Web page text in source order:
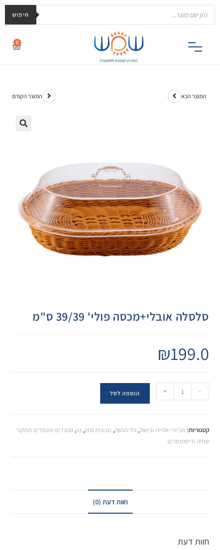
חיפוש
0
המוצר הקודם המוצר הבא
סלסלה אובלי+מכסה פולי' 39/39 ס"מ
₪199.0
-
+ הוספה לסל
קטגוריות:אביזרי אפייה ובישול,כלי הגשה, מכונות מזון, נוי,סטנדים מעמדים מתקני
שתיה ודיספנסרים
חוות דעת (0)
חוות דעת